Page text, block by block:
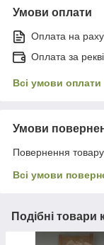
Умови оплати
Оплата на
Оплата за
Всі умови оплати
Умови
Повернення
Всі умови
Подібні товари